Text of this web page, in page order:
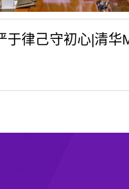
于律己守初心|清华